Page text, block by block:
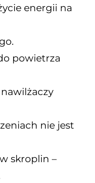
energii na
powietrza
nie jest
skroplin –